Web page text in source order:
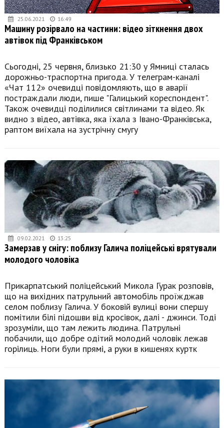
25.06.2021 16:49
Машину розірвало на частини: відео зіткнення двох
автівок під Франківськом
Сьогодні, 25 червня, близько 21:30 у Ямниці сталась
дорожньо-траспортна пригода. У телеграм-каналі
«Чат 112» очевидці повідомляють, що в аварії
постраждали люди, пише "Галицький кореспондент".
Також очевидці поділилися світлинами та відео. Як
видно з відео, автівка, яка їхала з Івано-Франківська,
раптом виїхала на зустрічну смугу
09.02.2021 13:25
Замерзав у снігу: поблизу Галича поліцейські врятували
молодого чоловіка
Прикарпатський поліцейський Микола Гурак розповів,
що на вихідних патрульний автомобіль проїжджав
селом поблизу Галича. У боковій вулиці вони спершу
помітили білі підошви від кросівок, далі - джинси. Тоді
зрозуміли, що там лежить людина. Патрульні
побачили, що добре одітий молодий чоловік лежав
горілиць. Ноги були прямі, а руки в кишенях куртк